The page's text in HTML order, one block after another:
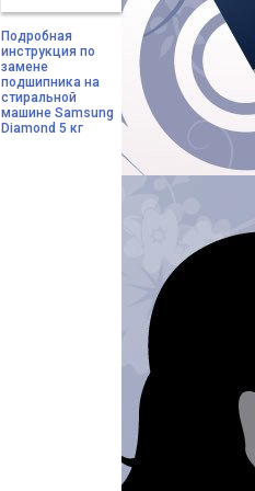
Подробная
инструкция по
замене
подшипника на
стиральной
машине Samsung
Diamond 5 кг